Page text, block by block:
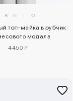
S M L XL
топ-майка в рубчик
модала
4450 ₽